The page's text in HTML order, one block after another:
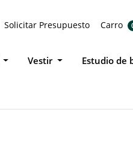
Solicitar Presupuesto
Solicitar Presupuesto Carro
Carro
Vestir Estudio de